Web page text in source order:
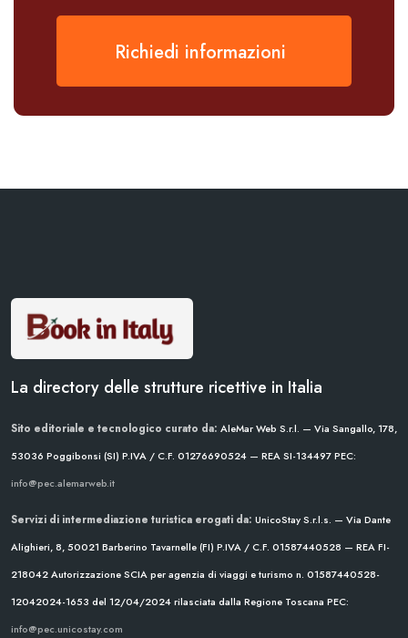
Richiedi informazioni
La directory delle strutture ricettive in Italia
Sito editoriale e tecnologico curato da: AleMar Web S.r.l. — Via Sangallo, 178,
53036 Poggibonsi (SI) P.IVA / C.F. 01276690524 — REA SI-134497PEC:
info@pec.alemarweb.it
Servizi di intermediazione turistica erogati da: UnicoStay S.r.l.s. — Via Dante
Alighieri, 8, 50021 Barberino Tavarnelle (FI) P.IVA / C.F. 01587440528 — REA FI-
218042Autorizzazione SCIA per agenzia di viaggi e turismo n. 01587440528-
12042024-1653 del 12/04/2024rilasciata dalla Regione Toscana PEC:
info@pec.unicostay.com